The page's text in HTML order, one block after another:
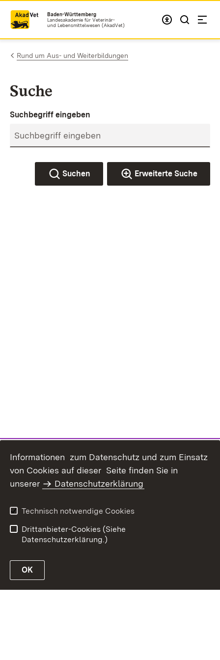
Zum Inhalt springen
Baden-Württemberg
Landesakademie für Veterinär-
und Lebensmittelwesen (AkadVet)
Rund um Aus- und Weiterbildungen
Suche
Suchbegriff eingeben
Suchen Erweiterte Suche
Link zur Website des Ministeriums
Erklärung zur
Benutzungshinweise
Informationen zum Datenschutz und zum Einsatz
von Cookies auf dieser Seite finden Sie in
unserer
Datenschutzerklärung
Technisch notwendige Cookies
Drittanbieter-Cookies (Siehe
Datenschutzerklärung.)
OK